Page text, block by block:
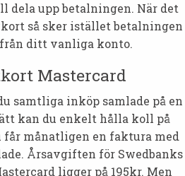
dela upp betalningen. När det
så sker istället betalningen
ditt vanliga konto.
Mastercard
samtliga inköp samlade på en
kan du enkelt hålla koll på
månatligen en faktura med
Årsavgiften för Swedbanks
ligger på 195kr. Men